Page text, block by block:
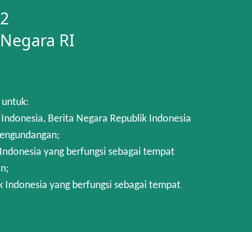
RI
untuk:
Berita Negara Republik Indonesia
yang berfungsi sebagai tempat
yang berfungsi sebagai tempat